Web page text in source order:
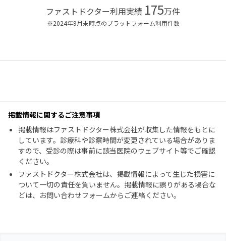
ファストドクター利用実績 175万件
※2024年9月末時点のプラットフォーム利用件数
掲載情報に関するご注意事項
掲載情報はファストドクター株式会社が収集した情報をもとに
しています。診療科や診察時間が変更されている場合がありま
すので、受診の際は事前に該当医院のウェブサイト等でご確認
ください。
ファストドクター株式会社は、掲載情報によって生じた損害に
ついて一切の責任を負いません。掲載情報に誤りがある場合な
どは、お問い合わせフォームからご連絡ください。